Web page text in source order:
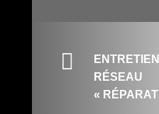

RÉSEAU
«